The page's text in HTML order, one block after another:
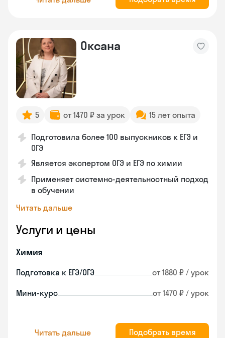
Оксана
5 от 1470 ₽ за урок 15 лет опыта
Подготовила более 100 выпускников к ЕГЭ и
ОГЭ
Является экспертом ОГЭ и ЕГЭ по химии
Применяет системно-деятельностный подход
в обучении
Читать дальше
Услуги и цены
Химия
Подготовка к ЕГЭ/ОГЭ от 1880 ₽ / урок
Мини-курс от 1470 ₽ / урок
Читать дальше Подобрать время